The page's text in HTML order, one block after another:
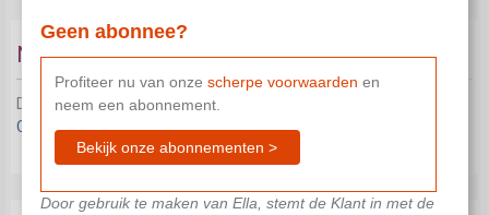
Nachtarbeid
Dit document is niet beschikbaar in je huidige abonnement.
Contacteer onsom je verder te helpen.
Geen abonnee?
Profiteer nu van onze scherpe voorwaarden en
neem een abonnement.
Bekijk onze abonnementen >
Door gebruik te maken van Ella, stemt de Klant in met de